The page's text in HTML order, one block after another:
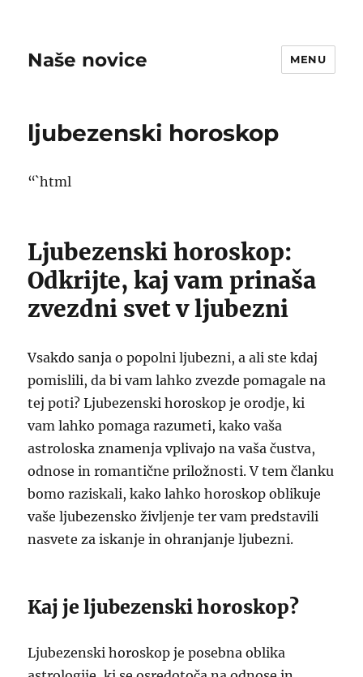
Naše novice MENU
ljubezenski horoskop
“`html
Ljubezenski horoskop:
Odkrijte, kaj vam prinaša
zvezdni svet v ljubezni
Vsakdo sanja o popolni ljubezni, a ali ste kdaj
pomislili, da bi vam lahko zvezde pomagale na
tej poti? Ljubezenski horoskop je orodje, ki
vam lahko pomaga razumeti, kako vaša
astroloska znamenja vplivajo na vaša čustva,
odnose in romantične priložnosti. V tem članku
bomo raziskali, kako lahko horoskop oblikuje
vaše ljubezensko življenje ter vam predstavili
nasvete za iskanje in ohranjanje ljubezni.
Kaj je ljubezenski horoskop?
Ljubezenski horoskop je posebna oblika